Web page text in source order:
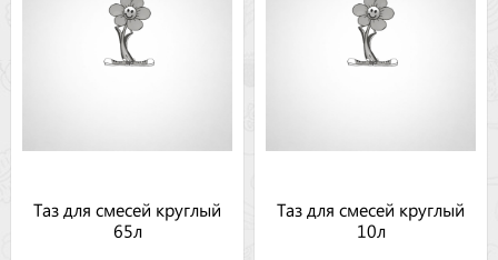
Таз для смесей круглый
65л
Таз для смесей круглый
10л